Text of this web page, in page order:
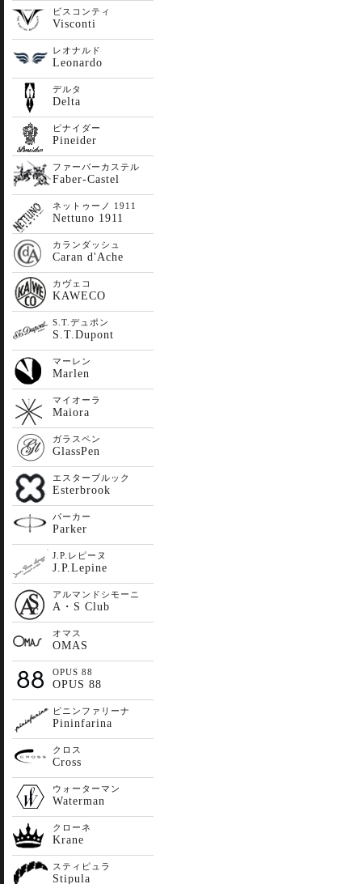
ビスコンティ
Visconti
レオナルド
Leonardo
デルタ
Delta
ピナイダー
Pineider
ファーバーカステル
Faber-Castel
ネットゥーノ 1911
Nettuno 1911
カランダッシュ
Caran d'Ache
カヴェコ
KAWECO
S.T.デュポン
S.T.Dupont
マーレン
Marlen
マイオーラ
Maiora
ガラスペン
GlassPen
エスターブルック
Esterbrook
パーカー
Parker
J.P.レピーヌ
J.P.Lepine
アルマンドシモーニ
A・S Club
オマス
OMAS
OPUS 88
OPUS 88
ピニンファリーナ
Pininfarina
クロス
Cross
ウォーターマン
Waterman
クローネ
Krane
スティピュラ
Stipula